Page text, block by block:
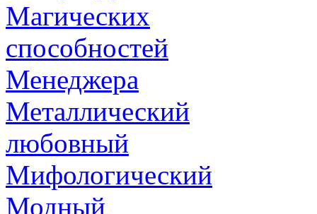
Магических
способностей
Менеджера
Металлический
любовный
Мифологический
Модный